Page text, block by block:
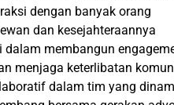
dengan banyak orang
dan kesejahteraannya
membangun
menjaga keterlibatan
dalam tim yang